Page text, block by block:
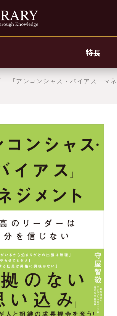
特長
「アンコンシャス・バイアス」マ